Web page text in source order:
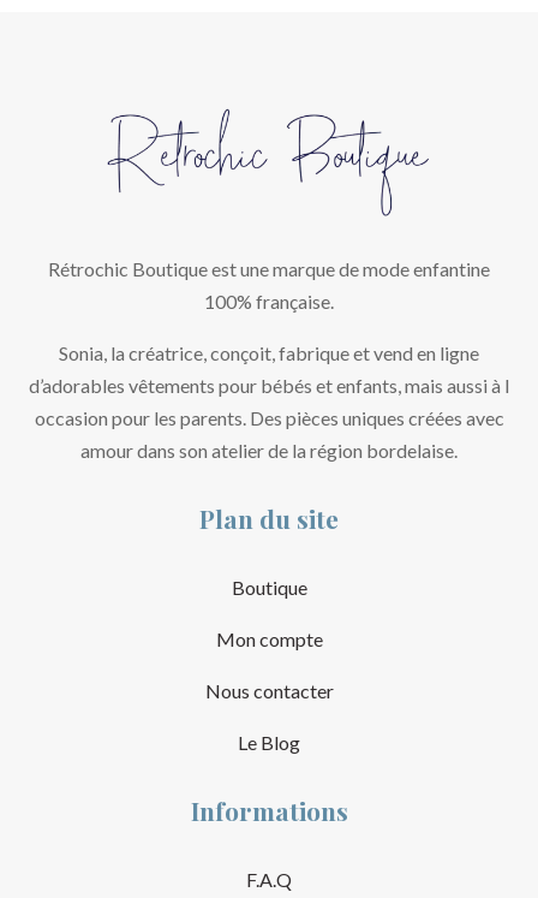
Rétrochic Boutique est une marque de mode enfantine
100% française.
Sonia, la créatrice, conçoit, fabrique et vend en ligne
d’adorables vêtements pour bébés et enfants, mais aussi à l
occasion pour les parents. Des pièces uniques créées avec
amour dans son atelier de la région bordelaise.
Plan du site
Boutique
Mon compte
Nous contacter
Le Blog
Informations
F.A.Q